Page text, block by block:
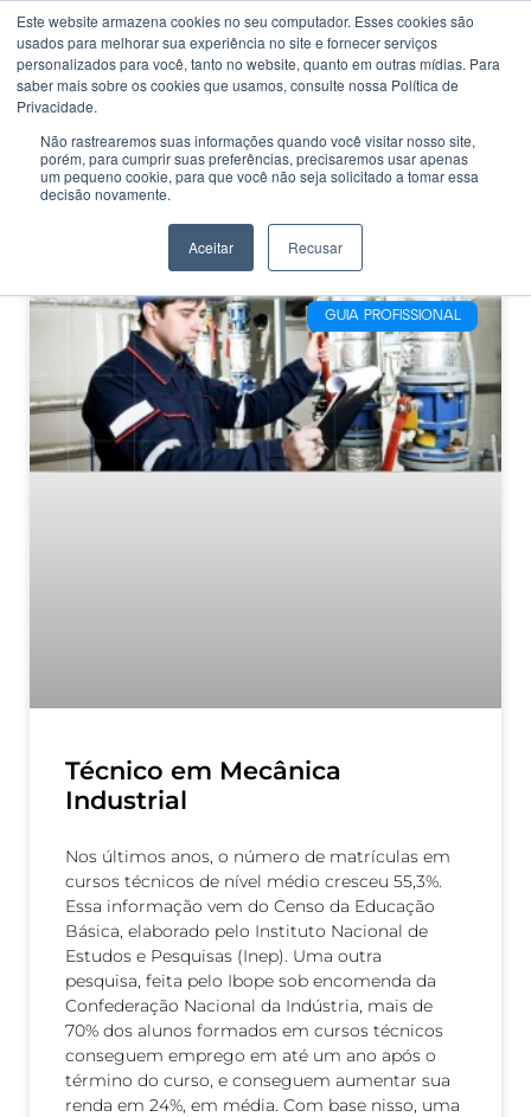
Este website armazena cookies no seu computador. Esses cookies são
usados ​​para melhorar sua experiência no site e fornecer serviços
personalizados para você, tanto no website, quanto em outras mídias. Para
saber mais sobre os cookies que usamos, consulte nossa Política de
Privacidade.
Não rastrearemos suas informações quando você visitar nosso site,
porém, para cumprir suas preferências, precisaremos usar apenas
um pequeno cookie, para que você não seja solicitado a tomar essa
decisão novamente.
Aceitar Recusar
CATEGORIA
Atualização Técnico
em Mecânica
GUIA PROFISSIONAL
Técnico em Mecânica
Industrial
Nos últimos anos, o número de matrículas em
cursos técnicos de nível médio cresceu 55,3%.
Essa informação vem do Censo da Educação
Básica, elaborado pelo Instituto Nacional de
Estudos e Pesquisas (Inep). Uma outra
pesquisa, feita pelo Ibope sob encomenda da
Confederação Nacional da Indústria, mais de
70% dos alunos formados em cursos técnicos
conseguem emprego em até um ano após o
término do curso, e conseguem aumentar sua
renda em 24%, em média. Com base nisso, uma